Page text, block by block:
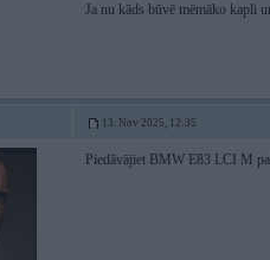
Ja nu kāds būvē mēmāko kapli
13. Nov 2025, 12:35
Piedāvājiet BMW E83 LCI M